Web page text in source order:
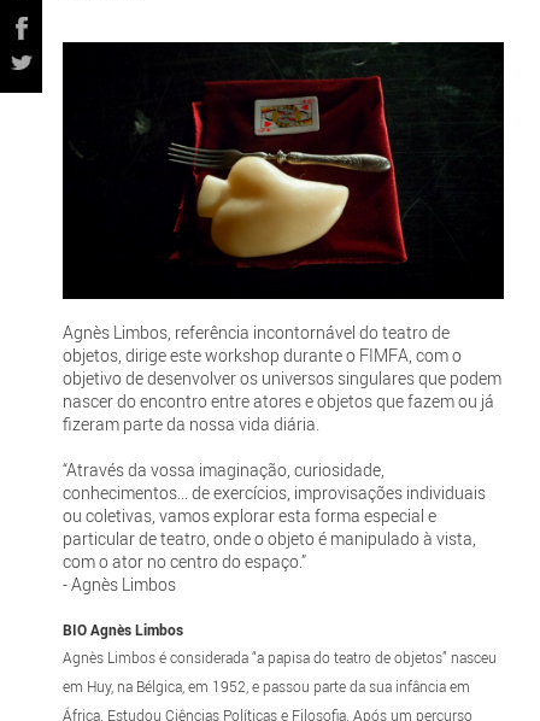
Agnès Limbos, referência incontornável do teatro de
objetos, dirige este workshop durante o FIMFA, com o
objetivo de desenvolver os universos singulares que podem
nascer do encontro entre atores e objetos que fazem ou já
fizeram parte da nossa vida diária.
“Através da vossa imaginação, curiosidade,
conhecimentos... de exercícios, improvisações individuais
ou coletivas, vamos explorar esta forma especial e
particular de teatro, onde o objeto é manipulado à vista,
com o ator no centro do espaço.”
- Agnès Limbos
BIO Agnès Limbos
Agnès Limbos é considerada “a papisa do teatro de objetos” nasceu
em Huy, na Bélgica, em 1952, e passou parte da sua infância em
África. Estudou Ciências Políticas e Filosofia. Após um percurso